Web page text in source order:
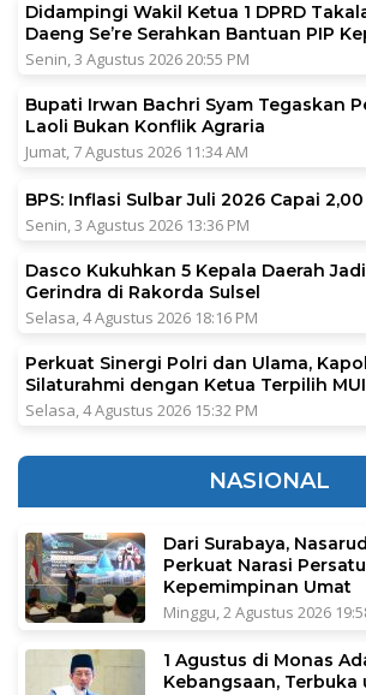
Didampingi Wakil Ketua 1 DPRD
Daeng Se’re Serahkan Bantuan PIP
Senin, 3 Agustus 2026 20:55 PM
Bupati Irwan Bachri Syam Tegaskan
Laoli Bukan Konflik Agraria
Jumat, 7 Agustus 2026 11:34 AM
BPS: Inflasi Sulbar Juli 2026 Capai
Senin, 3 Agustus 2026 13:36 PM
Dasco Kukuhkan 5 Kepala Daerah
Gerindra di Rakorda Sulsel
Selasa, 4 Agustus 2026 18:16 PM
Perkuat Sinergi Polri dan Ulama,
Silaturahmi dengan Ketua Terpilih MUI
Selasa, 4 Agustus 2026 15:32 PM
NASIONAL
Dari Surabaya,
Perkuat Narasi
Kepemimpinan Umat
Minggu, 2 Agustus 2026
1 Agustus di Monas
Kebangsaan, Terbuka